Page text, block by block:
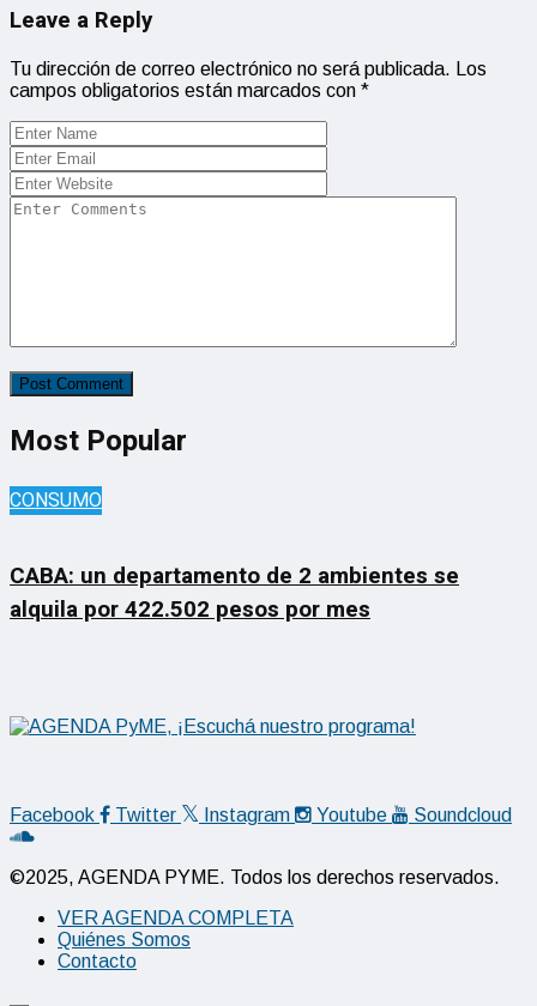
Leave a Reply
Tu dirección de correo electrónico no será publicada.
Los
campos obligatorios están marcados con *
Most Popular
CONSUMO
CABA: un departamento de 2 ambientes se
alquila por 422.502 pesos por mes
Facebook Twitter Instagram Youtube Soundcloud
©2025, AGENDA PYME. Todos los derechos reservados.
VER AGENDA COMPLETA
Quiénes Somos
Contacto